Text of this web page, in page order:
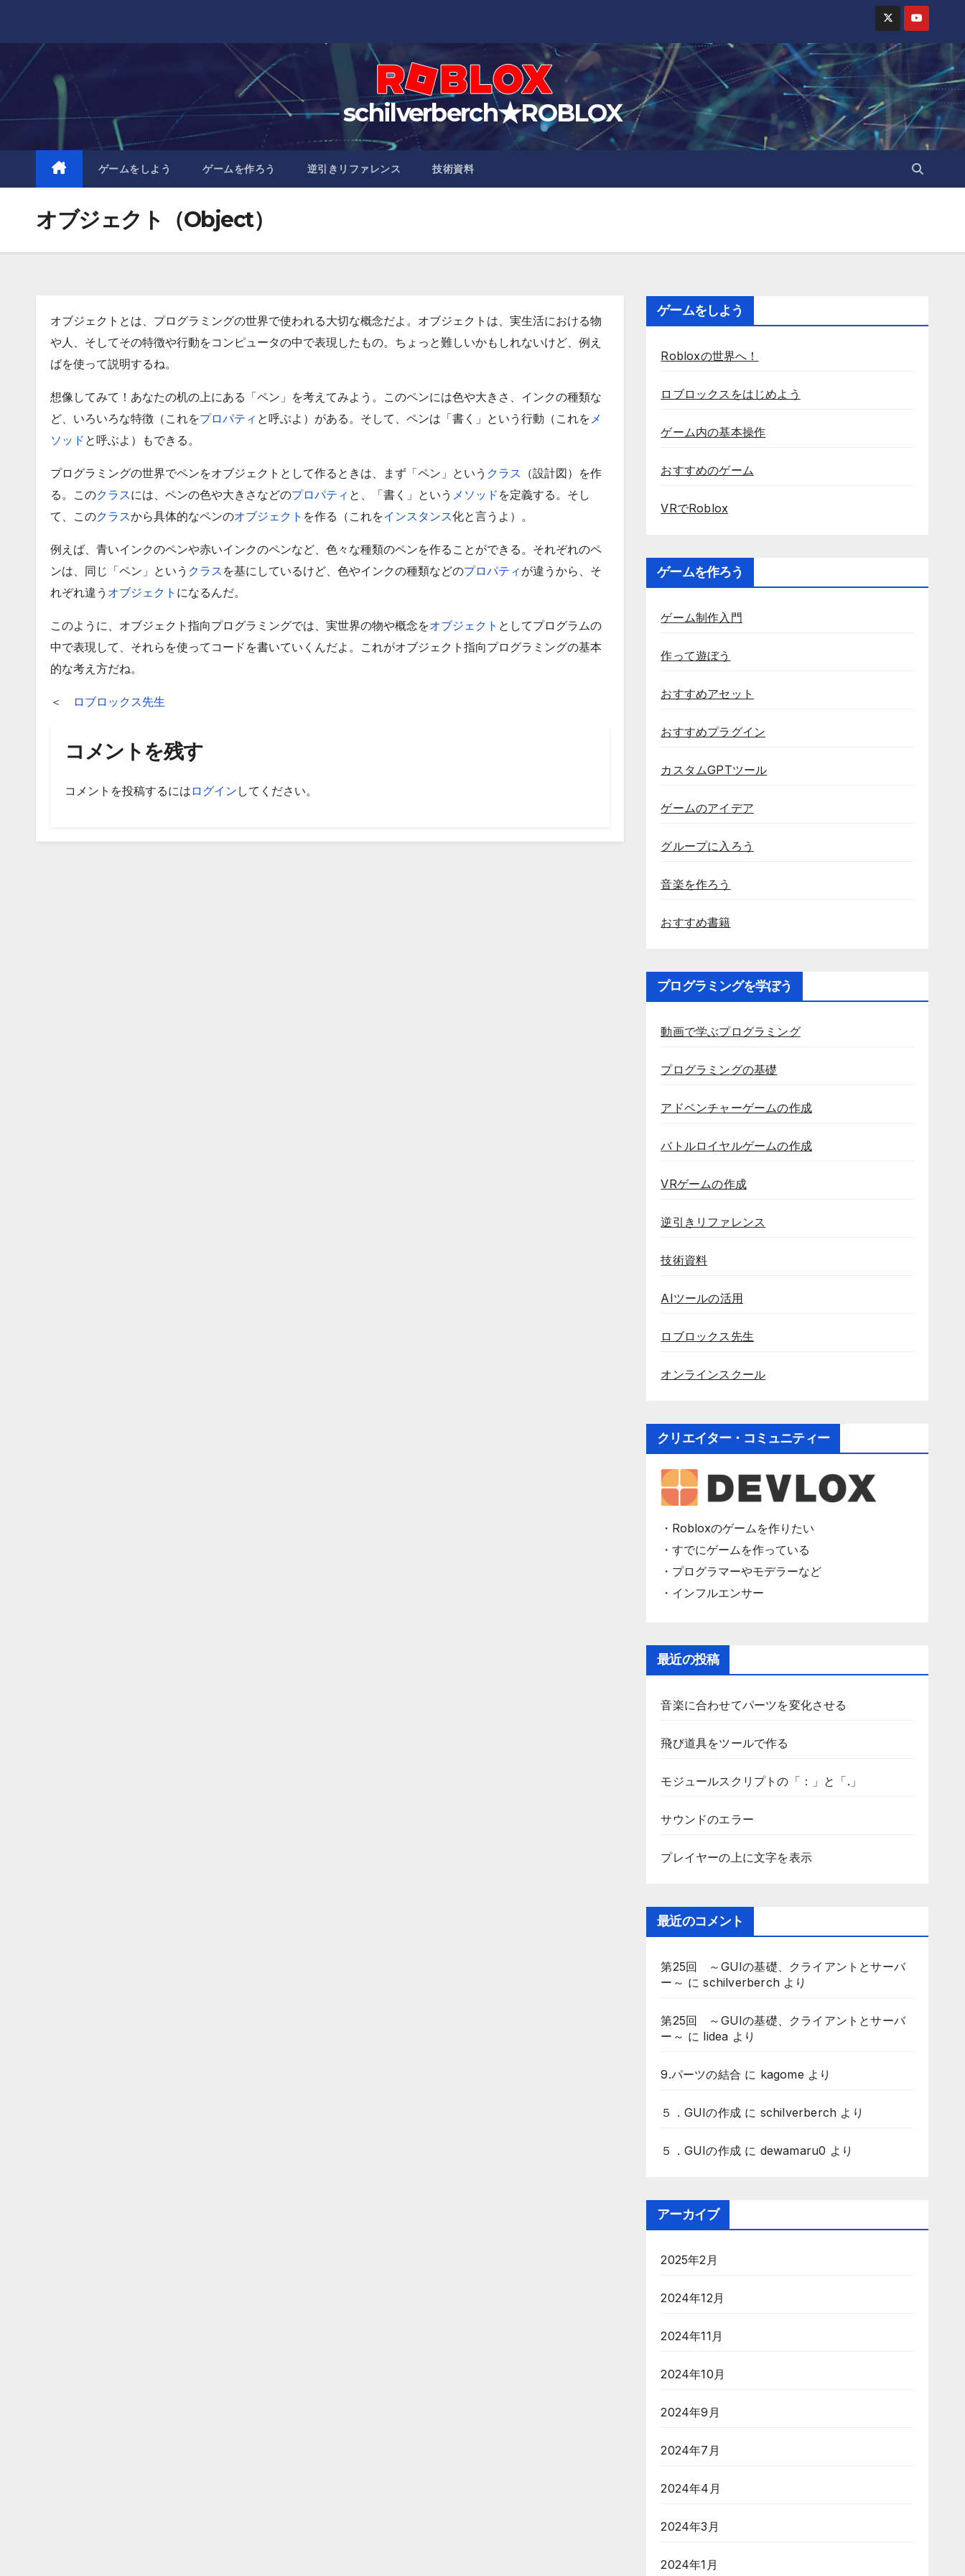
content
schilverberch★ROBLOX
ゲームをしよう ゲームを作ろう 逆引きリファレンス 技術資料
オブジェクト（Object）
オブジェクトとは、プログラミングの世界で使われる大切な概念だよ。オブジェクトは、実生活における物
や人、そしてその特徴や行動をコンピュータの中で表現したもの。ちょっと難しいかもしれないけど、例え
ばを使って説明するね。
想像してみて！あなたの机の上にある「ペン」を考えてみよう。このペンには色や大きさ、インクの種類な
ど、いろいろな特徴（これをプロパティ と呼ぶよ）がある。そして、ペンは「書く」という行動（これをメ
ソッド と呼ぶよ）もできる。
プログラミングの世界でペンをオブジェクトとして作るときは、まず「ペン」という クラス （設計図）を作
る。このクラスには、ペンの色や大きさなどのプロパティ と、「書く」という メソッド を定義する。そし
て、このクラスから具体的なペンのオブジェクト を作る（これをインスタンス化と言うよ）。
例えば、青いインクのペンや赤いインクのペンなど、色々な種類のペンを作ることができる。それぞれのペ
ンは、同じ「ペン」という クラス を基にしているけど、色やインクの種類などのプロパティ が違うから、そ
れぞれ違う オブジェクト になるんだ。
このように、オブジェクト指向プログラミングでは、実世界の物や概念をオブジェクト としてプログラムの
中で表現して、それらを使ってコードを書いていくんだよ。これがオブジェクト指向プログラミングの基本
的な考え方だね。
＜ ロブロックス先生
コメントを残す
コメントを投稿するには ログイン してください。
ゲームをしよう
Robloxの世界へ！
ロブロックスをはじめよう
ゲーム内の基本操作
おすすめのゲーム
VRでRoblox
ゲームを作ろう
ゲーム制作入門
作って遊ぼう
おすすめアセット
おすすめプラグイン
カスタムGPTツール
ゲームのアイデア
グループに入ろう
音楽を作ろう
おすすめ書籍
プログラミングを学ぼう
動画で学ぶプログラミング
プログラミングの基礎
アドベンチャーゲームの作成
バトルロイヤルゲームの作成
VRゲームの作成
逆引きリファレンス
技術資料
AIツールの活用
ロブロックス先生
オンラインスクール
クリエイター・コミュニティー
・Robloxのゲームを作りたい
・すでにゲームを作っている
・プログラマーやモデラーなど
・インフルエンサー
最近の投稿
音楽に合わせてパーツを変化させる
飛び道具をツールで作る
モジュールスクリプトの「：」と「.」
サウンドのエラー
プレイヤーの上に文字を表示
最近のコメント
第25回 ～GUIの基礎、クライアントとサーバ
ー～ にschilverberchより
第25回 ～GUIの基礎、クライアントとサーバ
ー～ に lidea より
9.パーツの結合 に kagome より
５．GUIの作成に schilverberch より
５．GUIの作成に dewamaru0 より
アーカイブ
2025年2月
2024年12月
2024年11月
2024年10月
2024年9月
2024年7月
2024年4月
2024年3月
2024年1月